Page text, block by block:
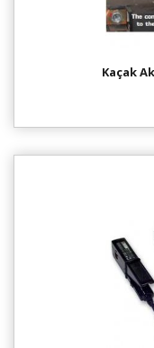
Kaçak